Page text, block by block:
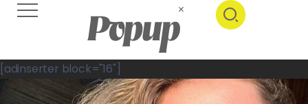
[adinserter block="16"]